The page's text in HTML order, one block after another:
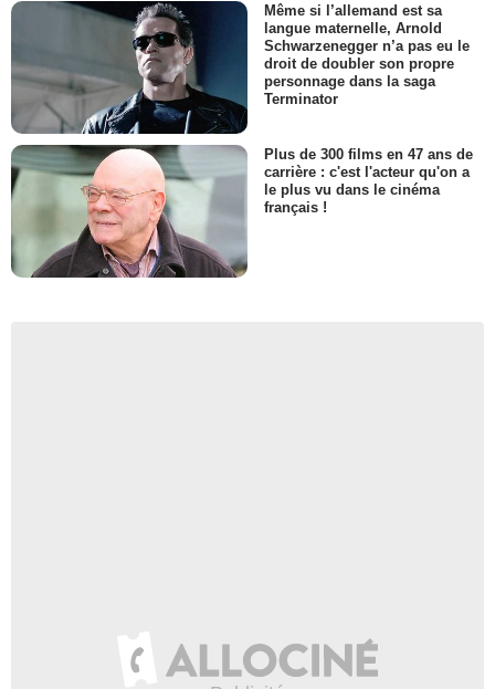
Même si l’allemand est sa
langue maternelle, Arnold
Schwarzenegger n’a pas eu le
droit de doubler son propre
personnage dans la saga
Terminator
Plus de 300 films en 47 ans de
carrière : c'est l'acteur qu'on a
le plus vu dans le cinéma
français !